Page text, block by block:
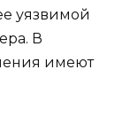
уязвимой
В
имеют